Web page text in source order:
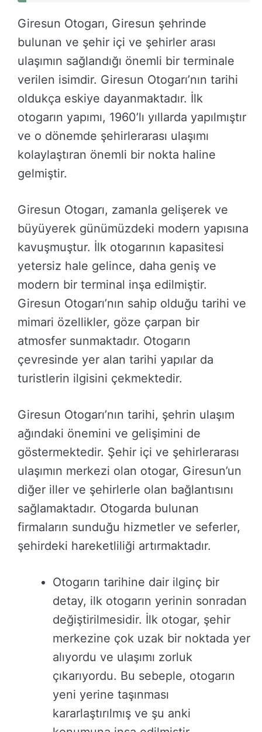
Giresun Otogarı, Giresun şehrinde
bulunan ve şehir içi ve şehirler arası
ulaşımın sağlandığı önemli bir terminale
verilen isimdir. Giresun Otogarı’nın tarihi
oldukça eskiye dayanmaktadır. İlk
otogarın yapımı, 1960’lı yıllarda yapılmıştır
ve o dönemde şehirlerarası ulaşımı
kolaylaştıran önemli bir nokta haline
gelmiştir.
Giresun Otogarı, zamanla gelişerek ve
büyüyerek günümüzdeki modern yapısına
kavuşmuştur. İlk otogarının kapasitesi
yetersiz hale gelince, daha geniş ve
modern bir terminal inşa edilmiştir.
Giresun Otogarı’nın sahip olduğu tarihi ve
mimari özellikler, göze çarpan bir
atmosfer sunmaktadır. Otogarın
çevresinde yer alan tarihi yapılar da
turistlerin ilgisini çekmektedir.
Giresun Otogarı’nın tarihi, şehrin ulaşım
ağındaki önemini ve gelişimini de
göstermektedir. Şehir içi ve şehirlerarası
ulaşımın merkezi olan otogar, Giresun’un
diğer iller ve şehirlerle olan bağlantısını
sağlamaktadır. Otogarda bulunan
firmaların sunduğu hizmetler ve seferler,
şehirdeki hareketliliği artırmaktadır.
Otogarın tarihine dair ilginç bir
detay, ilk otogarın yerinin sonradan
değiştirilmesidir. İlk otogar, şehir
merkezine çok uzak bir noktada yer
alıyordu ve ulaşımı zorluk
çıkarıyordu. Bu sebeple, otogarın
yeni yerine taşınması
kararlaştırılmış ve şu anki